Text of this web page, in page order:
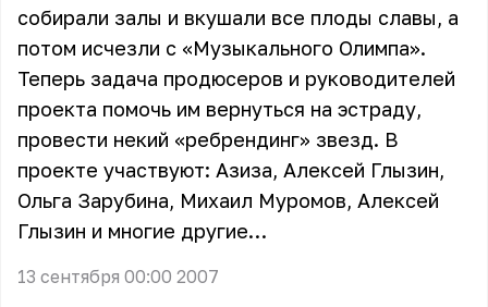
собирали залы и вкушали все плоды славы, а
потом исчезли с «Музыкального Олимпа».
Теперь задача продюсеров и руководителей
проекта помочь им вернуться на эстраду,
провести некий «ребрендинг» звезд. В
проекте участвуют: Азиза, Алексей Глызин,
Ольга Зарубина, Михаил Муромов, Алексей
Глызин и многие другие…
13 сентября 00:00 2007